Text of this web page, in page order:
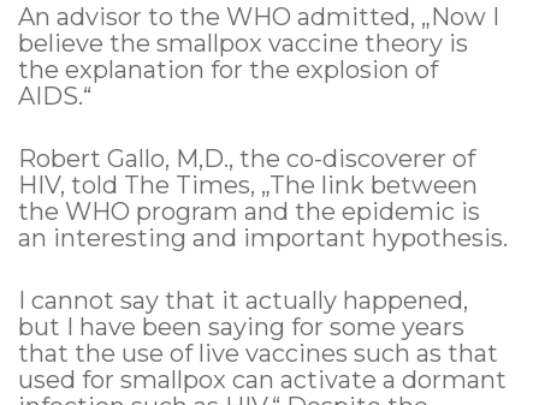
An advisor to the WHO admitted, „Now I
believe the smallpox vaccine theory is
the explanation for the explosion of
AIDS.“
Robert Gallo, M,D., the co-discoverer of
HIV, told The Times, „The link between
the WHO program and the epidemic is
an interesting and important hypothesis.
I cannot say that it actually happened,
but I have been saying for some years
that the use of live vaccines such as that
used for smallpox can activate a dormant